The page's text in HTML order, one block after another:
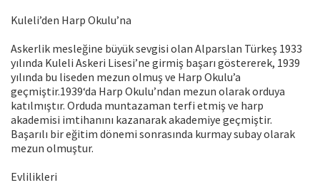
Kuleli’den Harp Okulu’na
Askerlik mesleğine büyük sevgisi olan Alparslan Türkeş 1933
yılında Kuleli Askeri Lisesi’ne girmiş başarı göstererek, 1939
yılında bu liseden mezun olmuş ve Harp Okulu’a
geçmiştir.1939‘da Harp Okulu’ndan mezun olarak orduya
katılmıştır. Orduda muntazaman terfi etmiş ve harp
akademisi imtihanını kazanarak akademiye geçmiştir.
Başarılı bir eğitim dönemi sonrasında kurmay subay olarak
mezun olmuştur.
Evlilikleri